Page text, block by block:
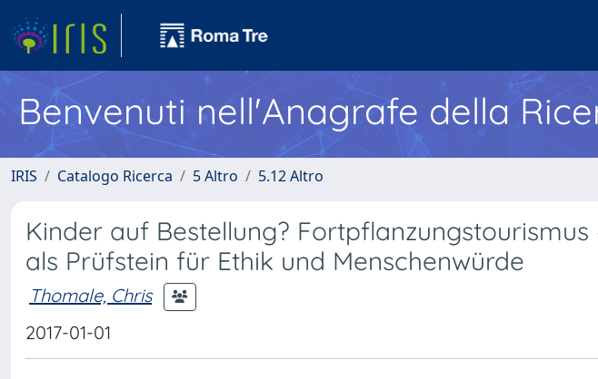
Benvenuti nell'Anagrafe della
IRIS Catalogo Ricerca 5 Altro 5.12 Altro
Kinder auf Bestellung?
als Prüfstein für Ethik und Menschenwürde
Thomale, Chris
2017-01-01